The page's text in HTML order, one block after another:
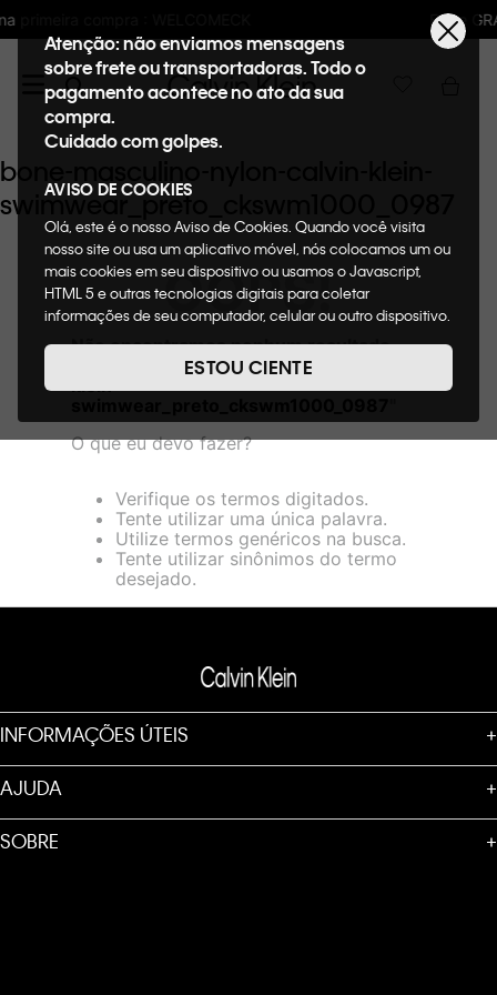
Frete GRÁTIS nas compras acima
Atenção: não enviamos mensagens
sobre frete ou transportadoras. Todo o
pagamento acontece no ato da sua
compra.
Cuidado com golpes.
AVISO DE COOKIES
Olá, este é o nosso Aviso de Cookies. Quando você visita
nosso site ou usa um aplicativo móvel, nós colocamos um ou
mais cookies em seu dispositivo ou usamos o Javascript,
HTML 5 e outras tecnologias digitais para coletar
informações de seu computador, celular ou outro dispositivo.
de cookies, informaremos quais cookies usaremos e quais
suas funções. A forma como processamos os dados
nosso Aviso de Privacidade. Quando você visita nosso site,
consideraremos isso como sua solicitação específica para
entre outros, a capacidade de comprar um item em nossa
loja virtual. Para maiores informações sobre o nosso aviso de
Cookies acesse o link.
ESTOU CIENTE
bone-masculino-nylon-calvin-klein-
swimwear_preto_ckswm1000_0987
OOPS!
Não encontramos nenhum resultado
bone-masculino-nylon-calvin-
klein-
O que eu devo fazer?
Verifique os termos digitados.
Tente utilizar uma única palavra.
Utilize termos genéricos na busca.
Tente utilizar sinônimos do termo
desejado.
INFORMAÇÕES ÚTEIS +
AJUDA +
SOBRE +